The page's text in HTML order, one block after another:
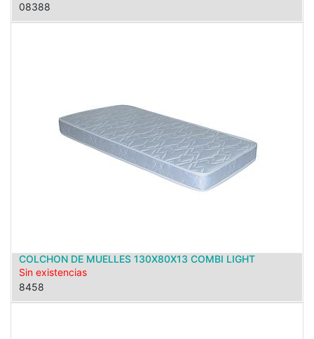
08388
COLCHON DE MUELLES 130X80X13 COMBI LIGHT
Sin existencias
8458